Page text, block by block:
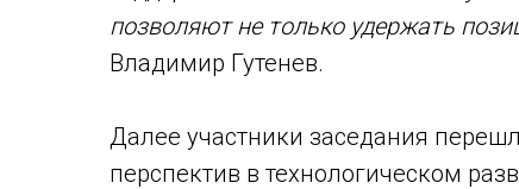
позволяют не только удержать
Владимир Гутенев.
Далее участники заседания
перспектив в технологическом